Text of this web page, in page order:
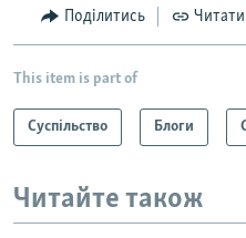
Поділитись
This item is part of
Суспільство Блоги
Читайте також